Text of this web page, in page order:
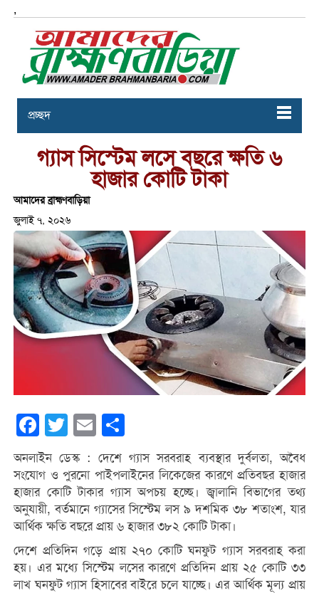
,
প্রচ্ছদ
গ্যাস সিস্টেম লসে বছরে ক্ষতি ৬
হাজার কোটি টাকা
আমাদের ব্রাহ্মণবাড়িয়া
জুলাই ৭, ২০২৬
Facebook
Twitter Email
অনলাইন ডেস্ক : দেশে গ্যাস সরবরাহ ব্যবস্থার দুর্বলতা, অবৈধ
সংযোগ ও পুরনো পাইপলাইনের লিকেজের কারণে প্রতিবছর হাজার
হাজার কোটি টাকার গ্যাস অপচয় হচ্ছে। জ্বালানি বিভাগের তথ্য
অনুযায়ী, বর্তমানে গ্যাসের সিস্টেম লস ৯ দশমিক ৩৮ শতাংশ, যার
আর্থিক ক্ষতি বছরে প্রায় ৬ হাজার ৩৮২ কোটি টাকা।
দেশে প্রতিদিন গড়ে প্রায় ২৭০ কোটি ঘনফুট গ্যাস সরবরাহ করা
হয়। এর মধ্যে সিস্টেম লসের কারণে প্রতিদিন প্রায় ২৫ কোটি ৩৩
লাখ ঘনফুট গ্যাস হিসাবের বাইরে চলে যাচ্ছে। এর আর্থিক মূল্য প্রায়